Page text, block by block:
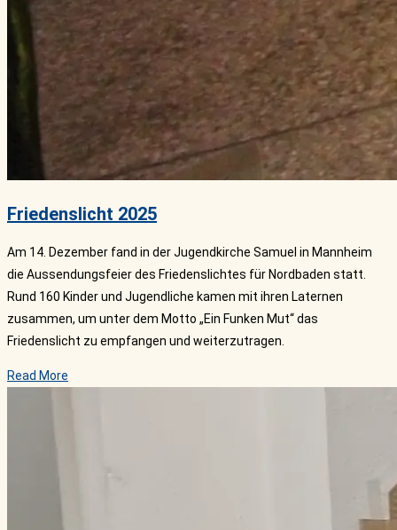
Friedenslicht 2025
Am 14. Dezember fand in der Jugendkirche Samuel in Mannheim
die Aussendungsfeier des Friedenslichtes für Nordbaden statt.
Rund 160 Kinder und Jugendliche kamen mit ihren Laternen
zusammen, um unter dem Motto „Ein Funken Mut“ das
Friedenslicht zu empfangen und weiterzutragen.
Read More